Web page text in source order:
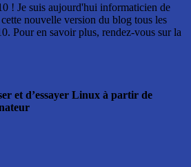
! Je suis aujourd'hui informaticien de
nouvelle version du blog tous les
Pour en savoir plus, rendez-vous sur la
et d’essayer Linux à partir de